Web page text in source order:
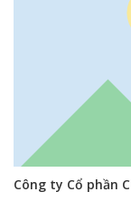
Công ty Cổ phần